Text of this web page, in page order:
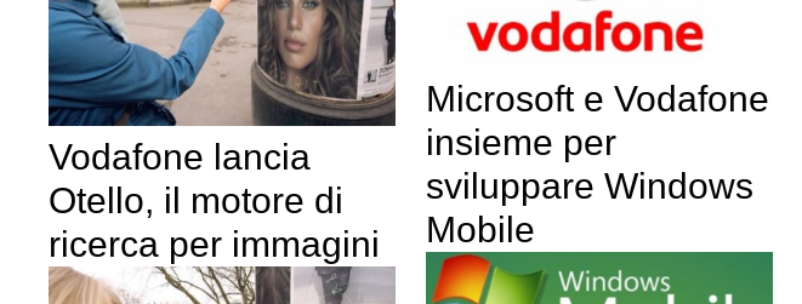
Microsoft e Vodafone
insieme per
sviluppare Windows
Mobile
Vodafone lancia
Otello, il motore di
ricerca per immagini